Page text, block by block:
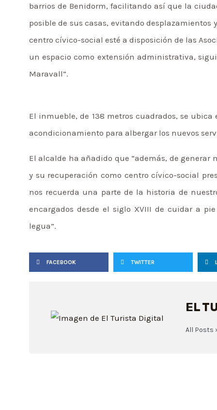
barrios de Benidorm, facilitando así que la
posible de sus casas, evitando desplazamientos
centro cívico-social esté a disposición de las
un espacio como extensión administrativa,
Maravall”.
El inmueble, de 138 metros cuadrados, se
acondicionamiento para albergar los nuevos
El alcalde ha añadido que “además, de
y su recuperación como centro cívico-social
nos recuerda una parte de la historia de
encargados desde el siglo XVIII de cuidar a
legua”.
FACEBOOK TWITTER
EL
All Posts